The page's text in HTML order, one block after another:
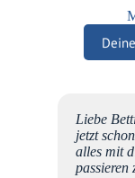
Liebe
jetzt
alles mit
passieren